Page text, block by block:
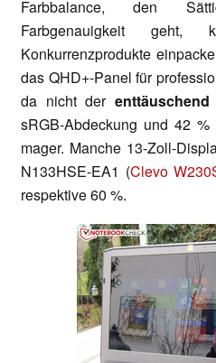
Farbbalance, den
Farbgenauigkeit
Konkurrenzprodukte
das QHD+-Panel für
da nicht der
sRGB-Abdeckung und 42
mager. Manche 13-Zoll-
N133HSE-EA1 (Clevo
respektive 60 %.